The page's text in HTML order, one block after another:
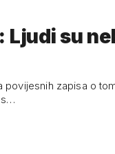
Ljudi su
povijesnih zapisa o
s…